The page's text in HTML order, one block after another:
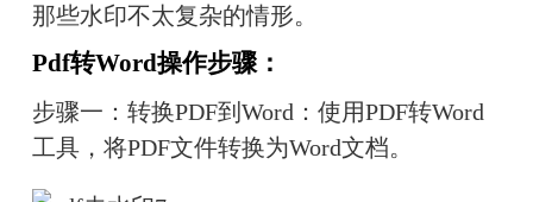
那些水印不太复杂的情形。
Pdf转Word操作步骤：
步骤一：转换PDF到Word：使用PDF转Word
工具，将PDF文件转换为Word文档。